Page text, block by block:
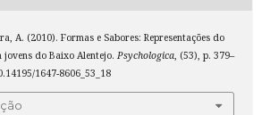
A. (2010). Formas e Sabores: Representações do
jovens do Baixo Alentejo. Psychologica, (53), p. 379–
1647-8606_53_18